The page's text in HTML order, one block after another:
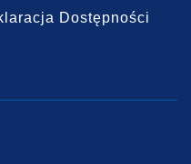
Dostępności